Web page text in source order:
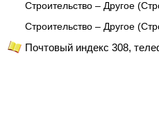
Строительство – Другое
Строительство – Другое
Почтовый индекс 308,